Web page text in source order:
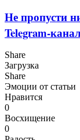
Не пропусти
Telegram-
Share
Загрузка
Share
Эмоции от статьи
Нравится
0
Восхищение
0